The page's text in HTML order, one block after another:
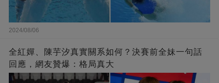
2024/08/06
全紅嬋、陳芋汐真實關系如何？決賽前全妹一句話
回應，網友贊爆：格局真大